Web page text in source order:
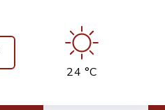
24 °C